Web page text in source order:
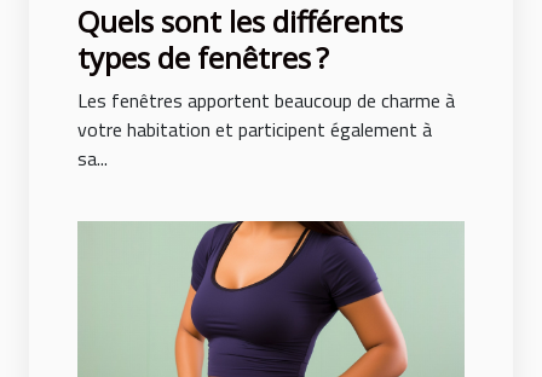
Quels sont les différents
types de fenêtres ?
Les fenêtres apportent beaucoup de charme à
votre habitation et participent également à
sa...